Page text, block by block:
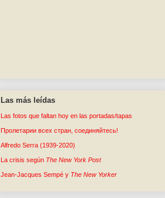
Las más leídas
Las fotos que faltan hoy en las portadas/tapas
Пролетарии всех стран, соединяйтесь!
Alfredo Serra (1939-2020)
La crisis según The New York Post
Jean-Jacques Sempé y The New Yorker